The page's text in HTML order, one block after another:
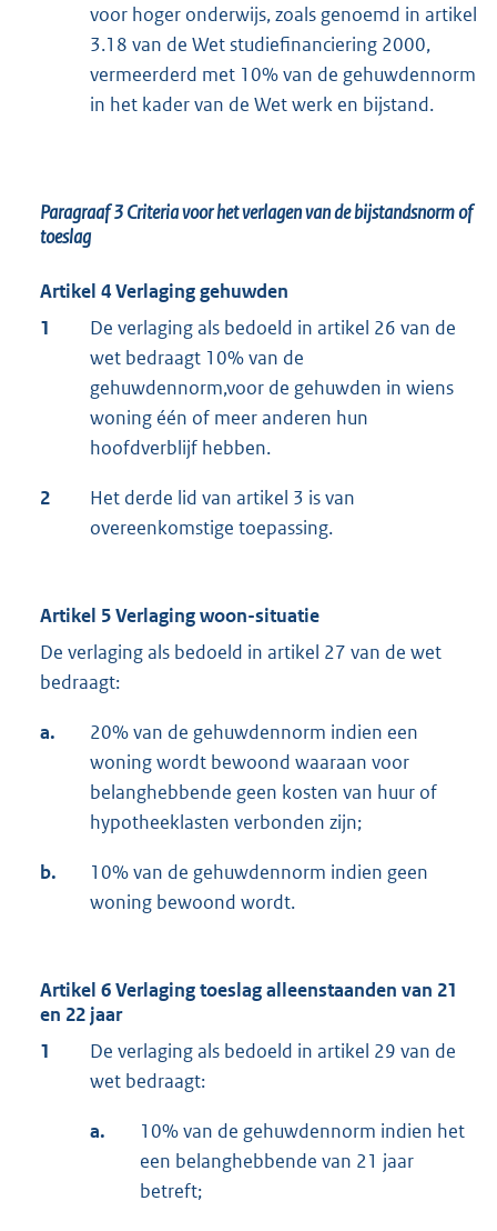
voor hoger onderwijs, zoals genoemd in artikel
3.18 van de Wet studiefinanciering 2000,
vermeerderd met 10% van de gehuwdennorm
in het kader van de Wet werk en bijstand.
Paragraaf 3Criteria voor het verlagen van de bijstandsnorm of
toeslag
Artikel 4 Verlaging gehuwden
1
De verlaging als bedoeld in artikel 26 van de
wet bedraagt 10% van de
gehuwdennorm,voor de gehuwden in wiens
woning één of meer anderen hun
hoofdverblijf hebben.
2
Het derde lid van artikel 3 is van
overeenkomstige toepassing.
Artikel 5 Verlaging woon-situatie
De verlaging als bedoeld in artikel 27 van de wet
bedraagt:
a.
20% van de gehuwdennorm indien een
woning wordt bewoond waaraan voor
belanghebbende geen kosten van huur of
hypotheeklasten verbonden zijn;
b.
10% van de gehuwdennorm indien geen
woning bewoond wordt.
Artikel 6 Verlaging toeslag alleenstaanden van 21
en 22 jaar
1
De verlaging als bedoeld in artikel 29 van de
wet bedraagt:
a.
10% van de gehuwdennorm indien het
een belanghebbende van 21 jaar
betreft;